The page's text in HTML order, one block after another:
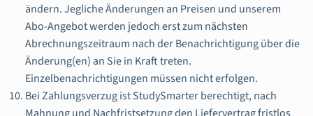
ändern. Jegliche Änderungen an Preisen und unserem
Abo-Angebot werden jedoch erst zum nächsten
Abrechnungszeitraum nach der Benachrichtigung über die
Änderung(en) an Sie in Kraft treten.
Einzelbenachrichtigungen müssen nicht erfolgen.
Bei Zahlungsverzug ist StudySmarter berechtigt, nach